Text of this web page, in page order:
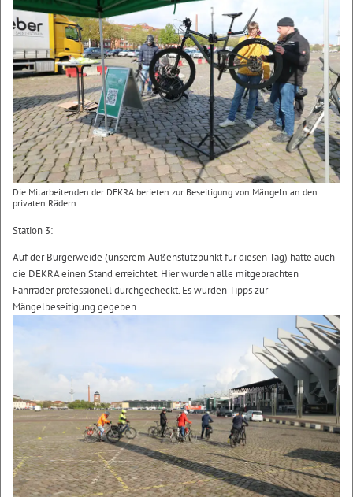
Die Mitarbeitenden der DEKRA berieten zur Beseitigung von Mängeln an den
privaten Rädern
Station 3:
Auf der Bürgerweide (unserem Außenstützpunkt für diesen Tag) hatte auch
die DEKRA einen Stand erreichtet. Hier wurden alle mitgebrachten
Fahrräder professionell durchgecheckt. Es wurden Tipps zur
Mängelbeseitigung gegeben.